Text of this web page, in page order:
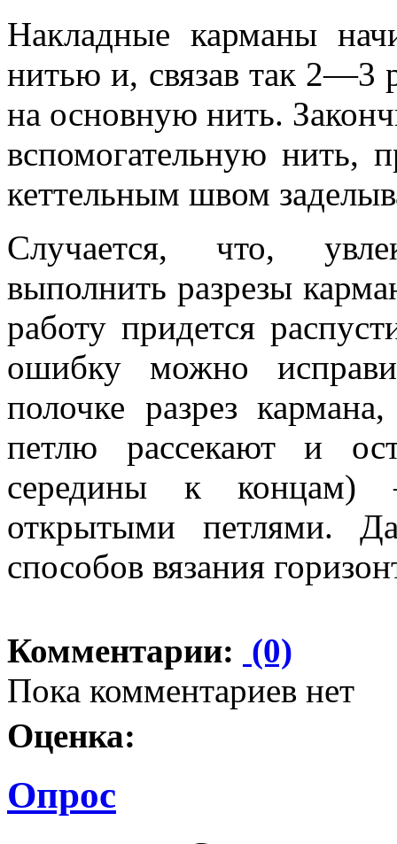
Накладные карманы
нитью и, связав так 2—3
на основную нить.
вспомогательную нить,
кеттельным швом
Случается, что,
выполнить разрезы
работу придется
ошибку можно
полочке разрез
петлю рассекают и
середины к концам)
открытыми петлями.
способов вязания
Комментарии: (0)
Пока комментариев нет
Оценка:
Опрос